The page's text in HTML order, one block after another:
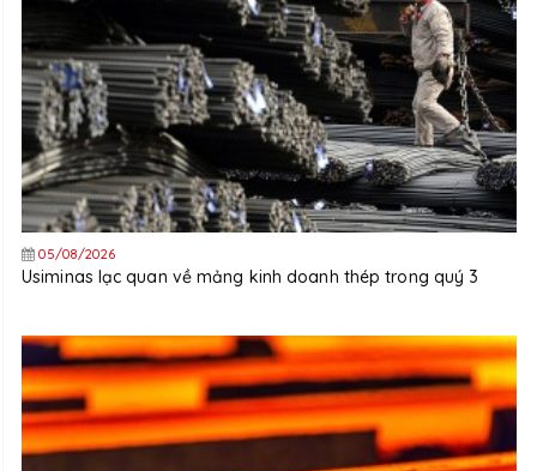
05/08/2026
Usiminas lạc quan về mảng kinh doanh thép trong quý 3